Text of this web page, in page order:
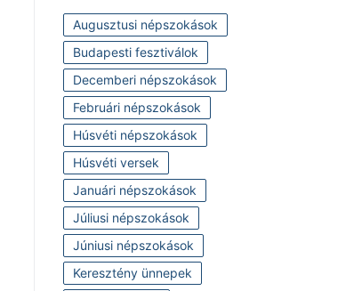
Augusztusi népszokások
Budapesti fesztiválok
Decemberi népszokások
Februári népszokások
Húsvéti népszokások
Húsvéti versek
Januári népszokások
Júliusi népszokások
Júniusi népszokások
Keresztény ünnepek